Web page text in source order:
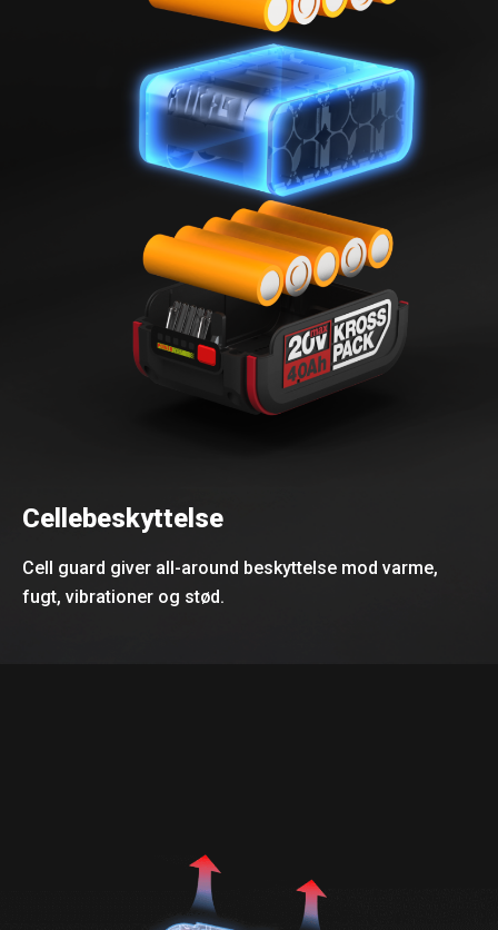
Cellebeskyttelse
Cell guard giver all-around beskyttelse mod varme,
fugt, vibrationer og stød.